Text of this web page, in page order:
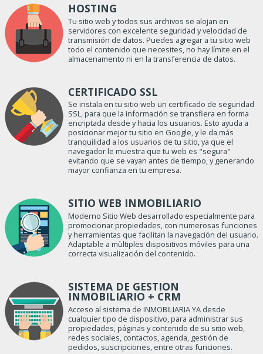
HOSTING
Tu sitio web y todos sus archivos se alojan en
servidores con excelente seguridad y velocidad de
transmisión de datos. Puedes agregar a tu sitio web
todo el contenido que necesites, no hay límite en el
almacenamento ni en la transferencia de datos.
CERTIFICADO SSL
Se instala en tu sitio web un certificado de seguridad
SSL, para que la información se transfiera en forma
encriptada desde y hacia los usuarios. Esto ayuda a
posicionar mejor tu sitio en Google, y le da más
tranquilidad a los usuarios de tu sitio, ya que el
navegador le muestra que tu web es "segura"
evitando que se vayan antes de tiempo, y generando
mayor confianza en tu empresa.
SITIO WEB INMOBILIARIO
Moderno Sitio Web desarrollado especialmente para
promocionar propiedades, con numerosas funciones
y herramientas que facilitan la navegación del usuario.
Adaptable a mùltiples dispositivos móviles para una
correcta visualización del contenido.
SISTEMA DE GESTION
INMOBILIARIO + CRM
Acceso al sistema de INMOBILIARIA YA desde
cualquier tipo de dispositivo, para administrar sus
propiedades, páginas y contenido de su sitio web,
redes sociales, contactos, agenda, gestión de
pedidos, suscripciones, entre otras funciones.